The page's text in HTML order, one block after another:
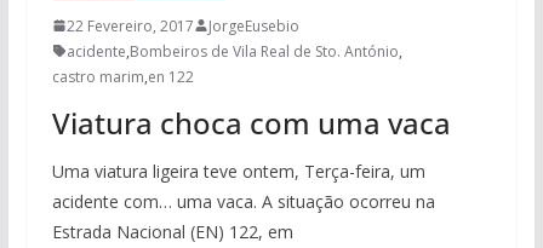
22 Fevereiro, 2017
JorgeEusebio
acidente,Bombeiros de Vila Real de Sto. António,
castro marim,en 122
Viatura choca com uma vaca
Uma viatura ligeira teve ontem, Terça-feira, um
acidente com… uma vaca. A situação ocorreu na
Estrada Nacional (EN) 122, em